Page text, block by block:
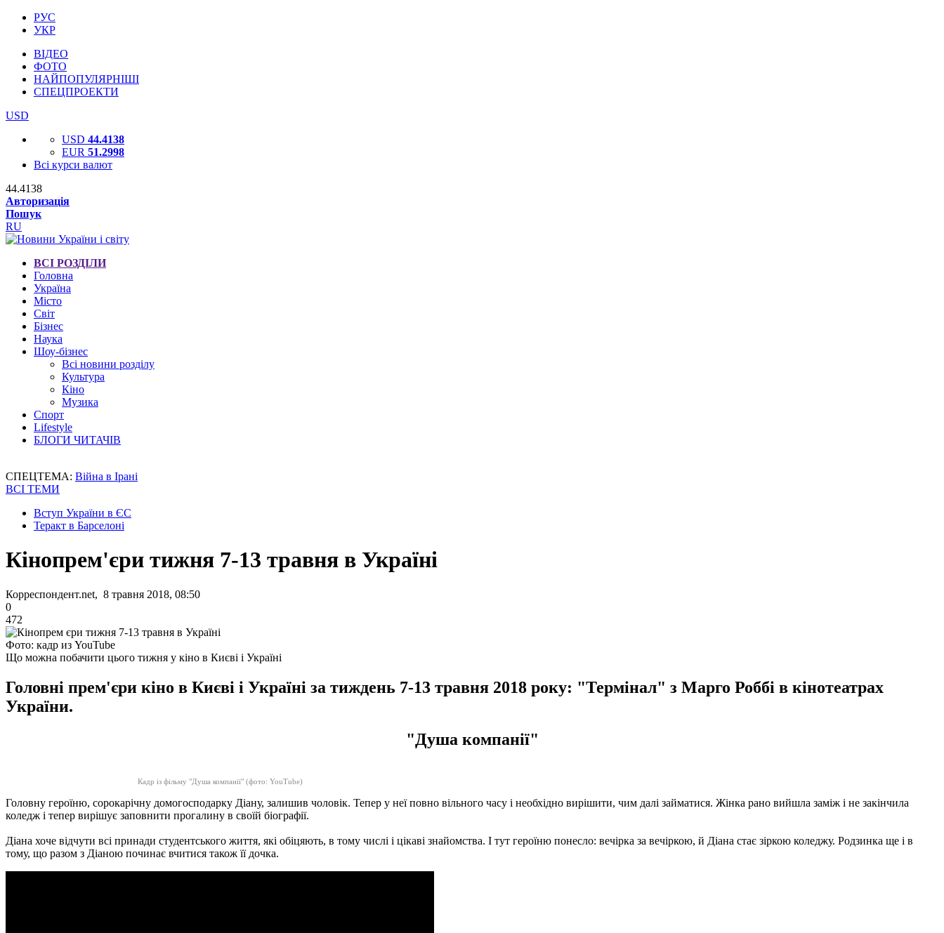
РУС
УКР
ВІДЕО
ФОТО
НАЙПОПУЛЯРНІШІ
СПЕЦПРОЕКТИ
USD
USD 44.4138
EUR 51.2998
Всі курси валют
44.4138
Авторизація
Пошук
RU
ВСІ РОЗДІЛИ
Головна
Україна
Місто
Світ
Бізнес
Наука
Шоу-бізнес
Всі новини розділу
Культура
Кіно
Музика
Спорт
Lifestyle
БЛОГИ ЧИТАЧІВ
СПЕЦТЕМА: Війна в Ірані
ВСІ ТЕМИ
Вступ України в ЄС
Теракт в Барселоні
Кінопрем'єри тижня 7-13 травня в Україні
Корреспондент.net, 8 травня 2018, 08:50
0
472
Фото: кадр из YouTube
Що можна побачити цього тижня у кіно в Києві і Україні
Головні прем'єри кіно в Києві і Україні за тиждень 7-13 травня 2018 року: "Термінал" з Марго Роббі в кінотеатрах
України.
"Душа компанії"
Кадр із фільму "Душа компанії" (фото: YouTube)
Головну героїню, сорокарічну домогосподарку Діану, залишив чоловік. Тепер у неї повно вільного часу і необхідно вирішити, чим далі займатися. Жінка рано вийшла заміж і не закінчила
коледж і тепер вирішує заповнити прогалину в своїй біографії.
Діана хоче відчути всі принади студентського життя, які обіцяють, в тому числі і цікаві знайомства. І тут героїню понесло: вечірка за вечіркою, й Діана стає зіркою коледжу. Родзинка ще і в
тому, що разом з Діаною починає вчитися також її дочка.